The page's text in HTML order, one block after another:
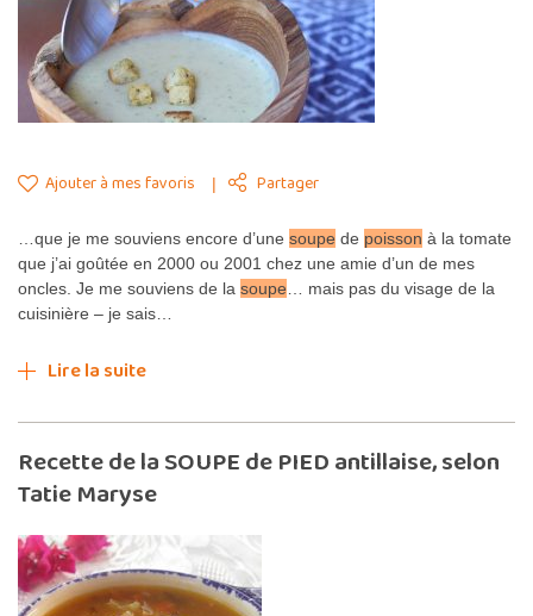
Ajouter à mes favoris Partager
…que je me souviens encore d’une soupe de poisson à la tomate
que j’ai goûtée en 2000 ou 2001 chez une amie d’un de mes
oncles. Je me souviens de la soupe … mais pas du visage de la
cuisinière – je sais…
Lire la suite
Recette de la SOUPE de PIED antillaise, selon
Tatie Maryse